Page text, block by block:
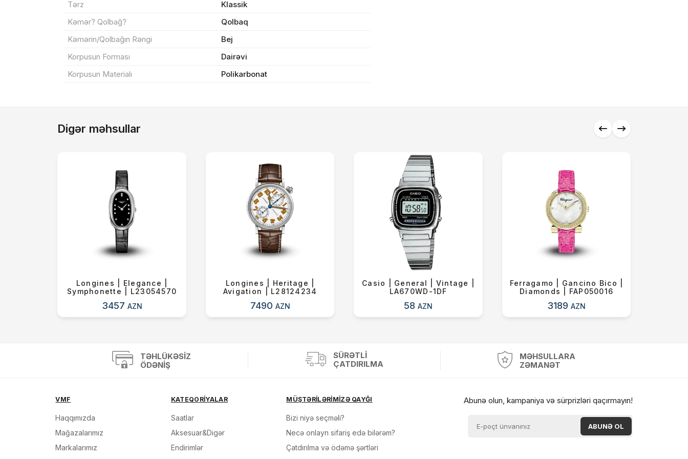
Tərz
Klassik
Kəmər? Qolbağ?
Qolbaq
Kəmərin/Qolbağın Rəngi
Bej
Korpusun Forması
Dairəvi
Korpusun Materialı
Polikarbonat
Digər məhsullar
Longines | Elegance |
Symphonette | L23054570
3457 AZN
Longines | Heritage |
Avigation | L28124234
7490 AZN
Casio | General | Vintage |
LA670WD-1DF
58AZN
Ferragamo | Gancino Bico |
Diamonds | FAP050016
3189AZN
TƏHLÜKƏSIZ
ÖDƏNIŞ
SÜRƏTLI
ÇATDIRILMA
MƏHSULLARA
ZƏMANƏT
VMF
Haqqımızda
Mağazalarımız
Markalarımız
KATEQORİYALAR
Saatlar
Aksesuar&Digər
Endirimlər
MÜŞTƏRİLƏRİMİZƏ QAYĞI
Bizi niyə seçməli?
Necə onlayn sifariş edə bilərəm?
Çatdırılma və ödəmə şərtləri
Abunə olun, kampaniya və sürprizləri qaçırmayın!